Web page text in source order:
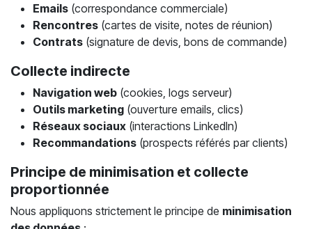
Emails (correspondance commerciale)
Rencontres (cartes de visite, notes de réunion)
Contrats (signature de devis, bons de commande)
Collecte indirecte
Navigation web (cookies, logs serveur)
Outils marketing (ouverture emails, clics)
Réseaux sociaux (interactions LinkedIn)
Recommandations (prospects référés par clients)
Principe de minimisation et collecte
proportionnée
Nous appliquons strictement le principe de minimisation